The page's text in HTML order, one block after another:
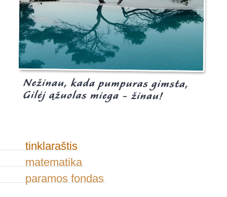
tinklaraštis
matematika
paramos fondas